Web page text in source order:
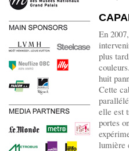
En
plus
huit
Cette
elle est
portes
lumière